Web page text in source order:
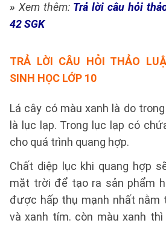
» Xem thêm: Trả lời câu hỏi
42 SGK
TRẢ LỜI CÂU HỎI THẢO
SINH HỌC LỚP 10
Lá cây có màu xanh là do
là lục lạp. Trong lục lạp có
cho quá trình quang hợp.
Chất diệp lục khi quang hợp
mặt trời để tạo ra sản phẩm
được hấp thụ mạnh nhất nằm
và xanh tím. còn màu xanh